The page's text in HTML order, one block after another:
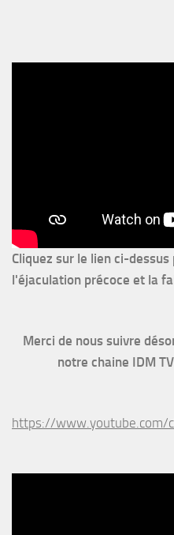
Cliquez sur le lien ci-dessus
l'éjaculation précoce et la
Merci de nous suivre
notre chaine IDM
https://www.youtube.com/